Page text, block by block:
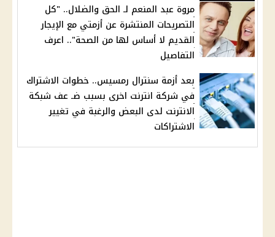
مروة عبد المنعم لـ الحق والضلال.. "كل
التصريحات المنتشرة عن أزمتي مع الإيجار
القديم لا أساس لها من الصحة".. اعرف
التفاصيل
بعد أزمة سنترال رمسيس.. خطوات الاشتراك
في شركة انترنت اخرى بسبب ضـ عف شبكة
الانترنت لدى البعض والرغبة في تغيير
الاشتراكات